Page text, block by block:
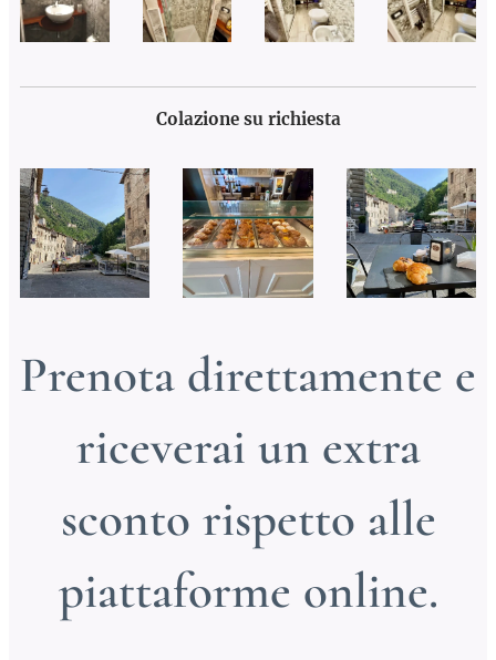
Colazione su richiesta
Prenota direttamente e
riceverai un extra
sconto rispetto alle
piattaforme online.